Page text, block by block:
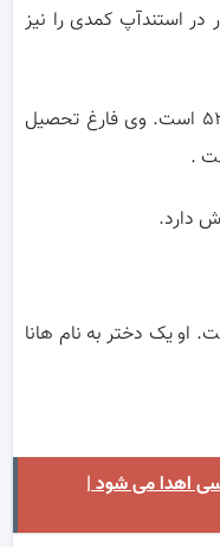
در استندآپ کمدی را نیز
مهران غفوریان متولد ۳ شهریور سال ۵۳ است. وی فارغ تحصیل
.
دارد.
کرده است. او یک دختر به نام هانا
اهدا می شود |